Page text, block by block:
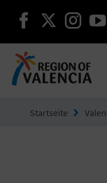
weiter auf
weiter
Startseite